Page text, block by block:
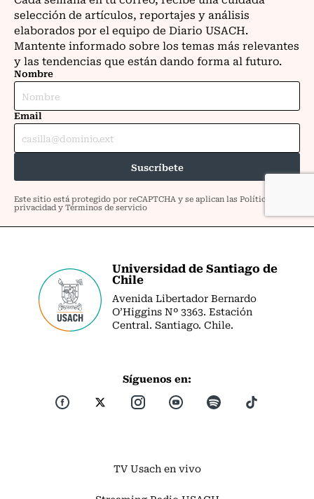
Universidad de Santiago de
Chile
Avenida Libertador Bernardo
O’Higgins Nº 3363. Estación
Central. Santiago. Chile.
Síguenos en:
TV Usach en vivo